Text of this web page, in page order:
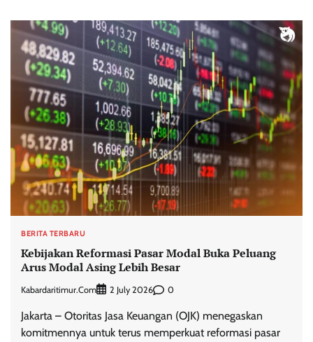
BERITA TERBARU
Kebijakan Reformasi Pasar Modal Buka Peluang
Arus Modal Asing Lebih Besar
Kabardaritimur.com 2 July 2026 0
Jakarta – Otoritas Jasa Keuangan (OJK) menegaskan
komitmennya untuk terus memperkuat reformasi pasar